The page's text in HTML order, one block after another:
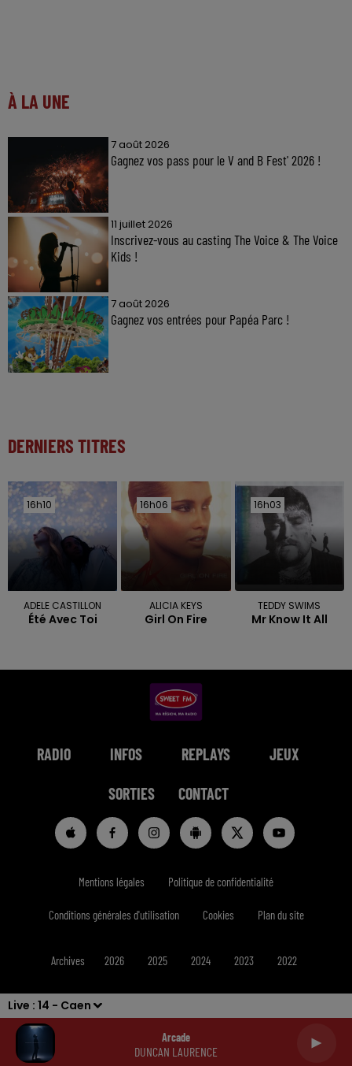
Live : 14 - Caen
Arcade
DUNCAN LAURENCE
À LA UNE
7 août 2026
Gagnez vos pass pour le V and B Fest' 2026 !
11 juillet 2026
Inscrivez-vous au casting The Voice & The Voice
Kids !
7 août 2026
Gagnez vos entrées pour Papéa Parc !
DERNIERS TITRES
16h10
16h10
ADELE CASTILLON
Été Avec Toi
16h06
16h06
ALICIA KEYS
Girl On Fire
16h03
16h03
TEDDY SWIMS
Mr Know It All
RADIO INFOS REPLAYS JEUX
SORTIES CONTACT
Mentions légales Politique de confidentialité
Conditions générales d'utilisation Cookies Plan du site
Archives 2026 2025 2024 2023 2022